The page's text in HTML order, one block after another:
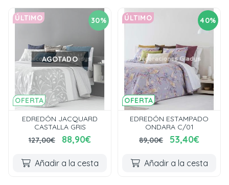
30%
OFERTA
ÚLTIMO
AGOTADO
EDREDÓN JACQUARD
CASTALLA GRIS
127,00€
88,90€
Añadir a la cesta
40%
OFERTA
ÚLTIMO
EDREDÓN ESTAMPADO
ONDARA C/01
89,00€
53,40€
Añadir a la cesta